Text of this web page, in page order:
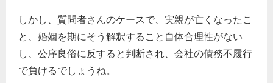
しかし、質問者さんのケースで、実親が亡くなったこ
と、婚姻を期にそう解釈すること自体合理性がない
し、公序良俗に反すると判断され、会社の債務不履行
で負けるでしょうね。